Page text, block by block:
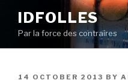
content
IDFOLLES
Par la force des contraires
POSTED
14 OCTOBER 2013 BY